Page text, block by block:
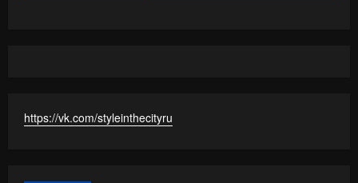
https://vk.com/styleinthecityru